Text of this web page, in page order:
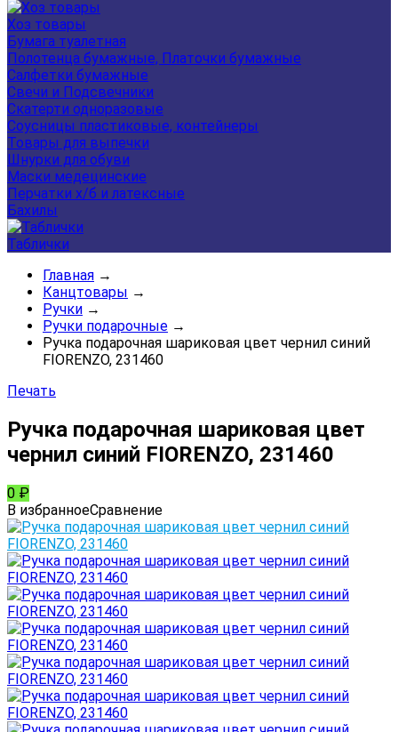
Хоз товары
Бумага туалетная
Полотенца бумажные, Платочки бумажные
Салфетки бумажные
Свечи и Подсвечники
Скатерти одноразовые
Соусницы пластиковые, контейнеры
Товары для выпечки
Шнурки для обуви
Маски медецинские
Перчатки х/б и латексные
Бахилы
Таблички
Главная →
Канцтовары →
Ручки →
Ручки подарочные →
Ручка подарочная шариковая цвет чернил синий
FIORENZO, 231460
Печать
Ручка подарочная шариковая цвет
чернил синий FIORENZO, 231460
0 ₽
В избранноеСравнение